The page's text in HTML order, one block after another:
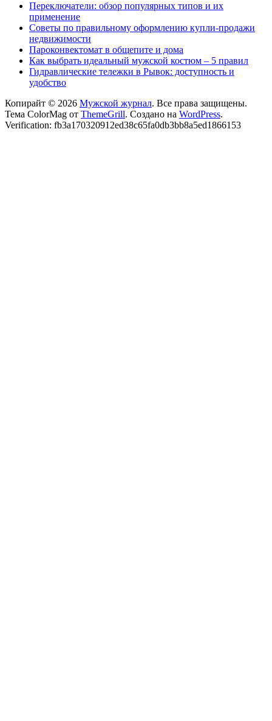
Переключатели: обзор популярных типов и их
применение
Советы по правильному оформлению купли-продажи
недвижимости
Пароконвектомат в общепите и дома
Как выбрать идеальный мужской костюм – 5 правил
Гидравлические тележки в Рывок: доступность и
удобство
Копирайт © 2026 Мужской журнал. Все права защищены.
Тема ColorMag от ThemeGrill. Создано на WordPress.
Verification: fb3a170320912ed38c65fa0db3bb8a5ed1866153